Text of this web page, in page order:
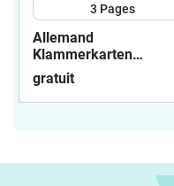
3 Pages
Allemand
Klammerkarten
Haustiere
gratuit